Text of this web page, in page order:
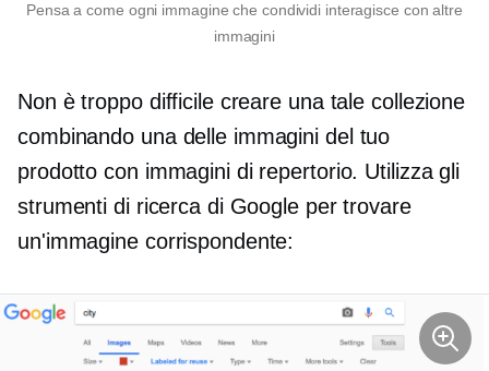
Pensa a come ogni immagine che condividi interagisce con altre
immagini
Non è troppo difficile creare una tale collezione
combinando una delle immagini del tuo
prodotto con immagini di repertorio. Utilizza gli
strumenti di ricerca di Google per trovare
un'immagine corrispondente: